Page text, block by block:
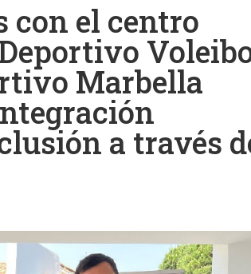
con el centro
Marbella
a través